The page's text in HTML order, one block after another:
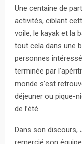
Une centaine de
activités, ciblant
voile, le kayak et la
tout cela dans une
personnes
terminée par
monde s’est
déjeuner ou pique-
de l’été.
Dans son discours,